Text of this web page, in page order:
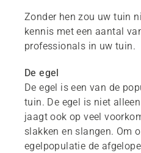
Zonder hen zou uw tuin
kennis met een aantal
professionals in uw tuin.
De egel
De egel is een van de
tuin. De egel is niet
jaagt ook op veel
slakken en slangen. Om
egelpopulatie de